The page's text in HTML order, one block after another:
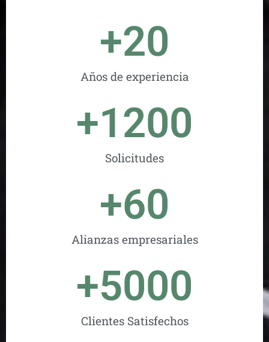
Años de experiencia
+20
Solicitudes
+1200
Alianzas empresariales
+60
Clientes Satisfechos
+5000